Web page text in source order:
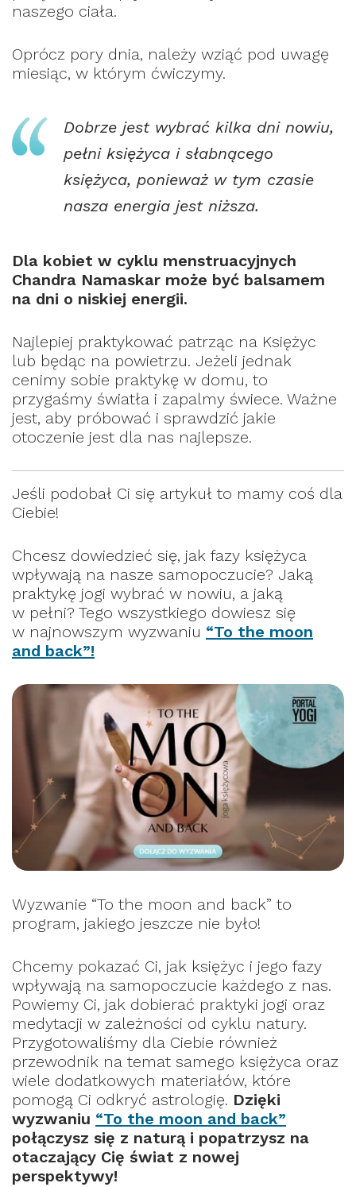
naszego ciała.
Oprócz pory dnia, należy wziąć pod uwagę
miesiąc, w którym ćwiczymy.
Dobrze jest wybrać kilka dni nowiu,
pełni księżyca i słabnącego
księżyca, ponieważ w tym czasie
nasza energia jest niższa.
Dla kobiet w cyklu menstruacyjnych
Chandra Namaskar może być balsamem
na dni o niskiej energii.
Najlepiej praktykować patrząc na Księżyc
lub będąc na powietrzu. Jeżeli jednak
cenimy sobie praktykę w domu, to
przygaśmy światła i zapalmy świece. Ważne
jest, aby próbować i sprawdzić jakie
otoczenie jest dla nas najlepsze.
Jeśli podobał Ci się artykuł to mamy coś dla
Ciebie!
Chcesz dowiedzieć się, jak fazy księżyca
wpływają na nasze samopoczucie? Jaką
praktykę jogi wybrać w nowiu, a jaką
w pełni? Tego wszystkiego dowiesz się
w najnowszym wyzwaniu “To the moon
and back”!
Wyzwanie “To the moon and back” to
program, jakiego jeszcze nie było!
Chcemy pokazać Ci, jak księżyc i jego fazy
wpływają na samopoczucie każdego z nas.
Powiemy Ci, jak dobierać praktyki jogi oraz
medytacji w zależności od cyklu natury.
Przygotowaliśmy dla Ciebie również
przewodnik na temat samego księżyca oraz
wiele dodatkowych materiałów, które
pomogą Ci odkryć astrologię. Dzięki
wyzwaniu “To the moon and back”
połączysz się z naturą i popatrzysz na
otaczający Cię świat z nowej
perspektywy!